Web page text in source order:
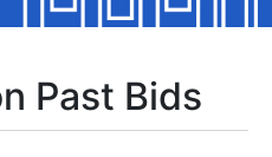
Past Bids